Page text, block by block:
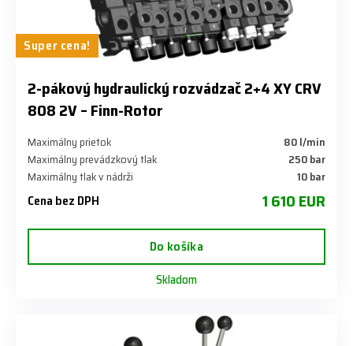
Super cena!
2-pákový hydraulický rozvádzač 2+4 XY CRV
808 2V – Finn-Rotor
Maximálny prietok
80 l/min
Maximálny prevádzkový tlak
​250 bar
Maximálny tlak v nádrži
​10 bar
Cena bez DPH 1 610 EUR
Do košíka
Skladom